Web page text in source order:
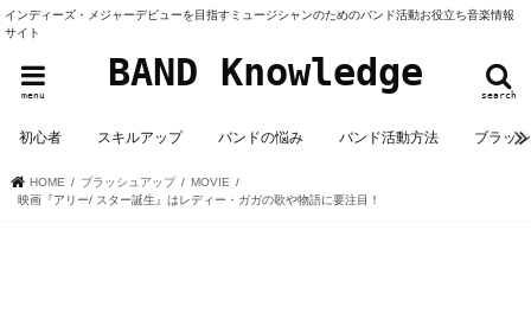
インディーズ・メジャーデビューを目指すミュージシャンのためのバンド活動お役立ち音楽情報
サイト
BAND Knowledge
search
menu
初心者 スキルアップ バンドの悩み バンド活動方法 ブラッ
HOME ブラッシュアップ
MOVIE
映画『アリー/ スター誕生』はレディー・ガガの歌や物語に要注目！